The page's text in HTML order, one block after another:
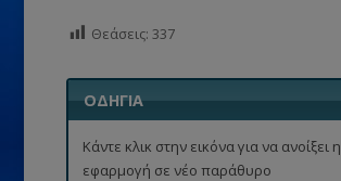
Θεάσεις: 337
ΟΔΗΓΙΑ
Κάντε κλικ στην εικόνα για να ανοίξει η
εφαρμογή σε νέο παράθυρο